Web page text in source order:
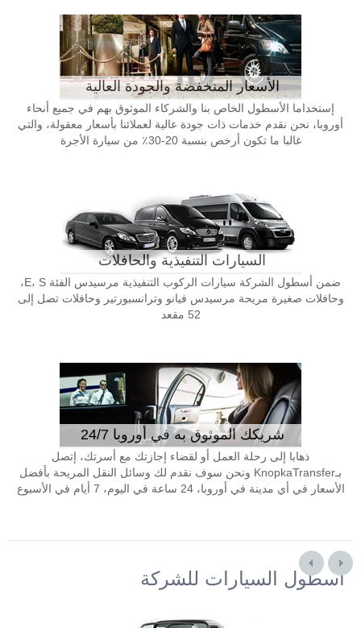
الأسعار المنخفضة والجودة العالية
إستخداما الأسطول الخاص بنا والشركاء الموثوق بهم في جميع أنحاء
أوروبا، نحن نقدم خدمات ذات جودة عالية لعملائنا بأسعار معقولة، والتي
غالبا ما تكون أرخص بنسبة 20-30٪ من سيارة الأجرة
السيارات التنفيذية والحافلات
ضمن أسطول الشركة سيارات الركوب التنفيذية مرسيدس الفئة E، S،
وحافلات صغيرة مريحة مرسيدس فيانو وترانسبورتير وحافلات تصل إلى
52 مقعد
شريكك الموثوق به في أوروبا 24/7
ذهابا إلى رحلة العمل أو لقضاء إجازتك مع أسرتك، إتصل
بـKnopkaTransfer ونحن سوف نقدم لك وسائل النقل المريحة بأفضل
الأسعار في أي مدينة في أوروبا، 24 ساعة في اليوم، 7 أيام في الأسبوع
أسطول السيارات للشركة